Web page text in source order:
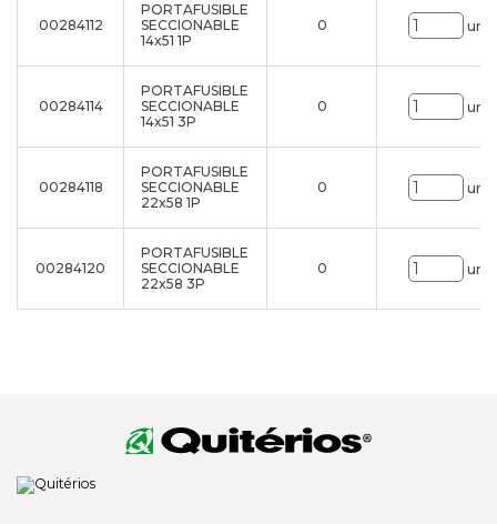
00284112
PORTAFUSIBLE
SECCIONABLE
14x51 1P
0 uni.
00284114
PORTAFUSIBLE
SECCIONABLE
14x51 3P
0 uni.
00284118
PORTAFUSIBLE
SECCIONABLE
22x58 1P
0 uni.
00284120
PORTAFUSIBLE
SECCIONABLE
22x58 3P
0 uni.